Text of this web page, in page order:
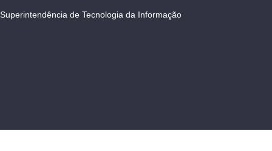
Superintendência de Tecnologia da Informação